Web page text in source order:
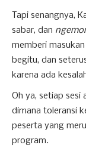
Tapi senangnya,
sabar, dan
memberi
begitu, dan
karena ada
Oh ya, setiap sesi
dimana toleransi
peserta yang
program.